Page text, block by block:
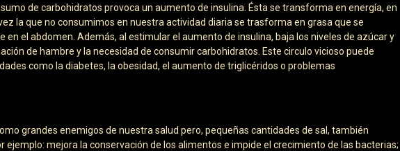
de carbohidratos provoca un aumento de insulina. Ésta se transforma en energía, en
la que no consumimos en nuestra actividad diaria se trasforma en grasa que se
el abdomen. Además, al estimular el aumento de insulina, baja los niveles de azúcar y
de hambre y la necesidad de consumir carbohidratos. Este circulo vicioso puede
como la diabetes, la obesidad, el aumento de triglicéridos o problemas
grandes enemigos de nuestra salud pero, pequeñas cantidades de sal, también
ejemplo: mejora la conservación de los alimentos e impide el crecimiento de las bacterias;